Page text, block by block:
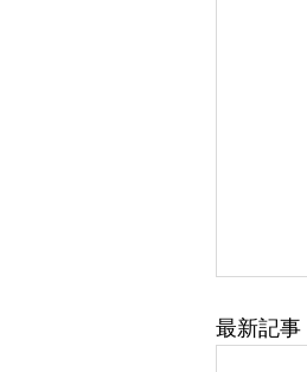
最新記事